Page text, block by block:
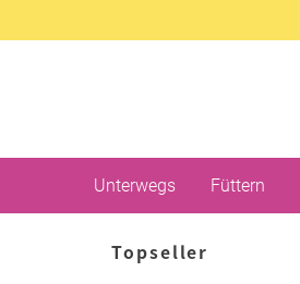
Unterwegs Füttern
Topseller